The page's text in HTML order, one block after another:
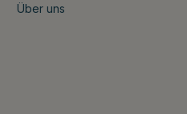
Über uns